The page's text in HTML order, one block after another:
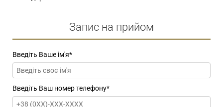
Запис на прийом
Введіть Ваше ім'я*
Введіть Ваш номер телефону*